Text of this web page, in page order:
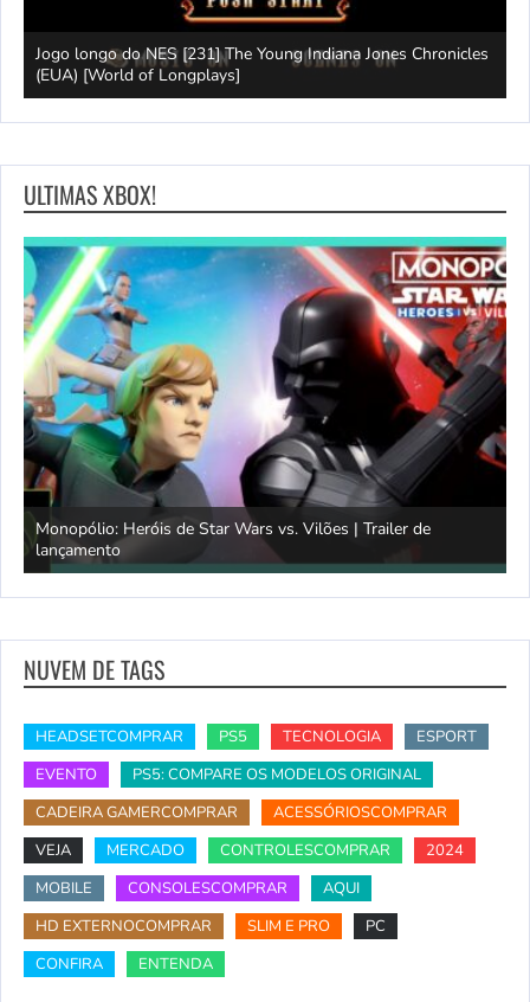
Jogo longo do NES [231] The Young Indiana Jones Chronicles
(EUA) [World of Longplays]
ULTIMAS XBOX!
Monopólio: Heróis de Star Wars vs. Vilões | Trailer de
lançamento
NUVEM DE TAGS
HEADSETCOMPRAR PS5 TECNOLOGIA
ESPORT
EVENTO
PS5: COMPARE OS MODELOS ORIGINAL
CADEIRA GAMERCOMPRAR
ACESSÓRIOSCOMPRAR
VEJA
MERCADO CONTROLESCOMPRAR
2024
MOBILE
CONSOLESCOMPRAR
AQUI
HD EXTERNOCOMPRAR
SLIM E PRO
PC
CONFIRA
ENTENDA